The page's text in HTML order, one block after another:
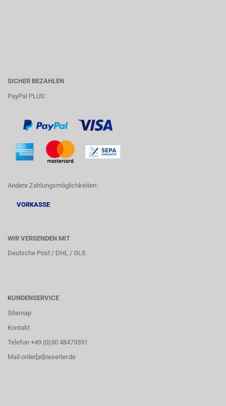
SICHER BEZAHLEN
PayPal PLUS:
Andere Zahlungsmöglichkeiten:
VORKASSE
WIR VERSENDEN MIT
Deutsche Post / DHL / GLS
KUNDENSERVICE
Sitemap
Kontakt
Telefon +49 (0)30 48473591
Mail order[at]rieserler.de